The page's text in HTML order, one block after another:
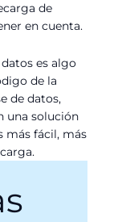
de
en cuenta.
es algo
de la
de datos,
una solución
más fácil, más